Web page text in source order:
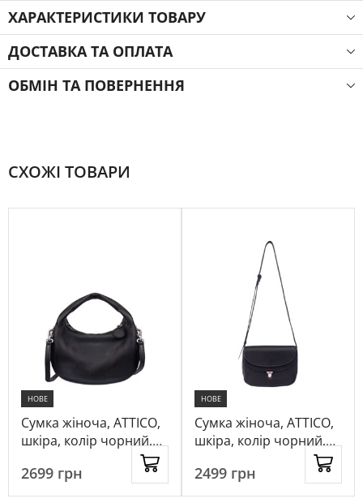
ХАРАКТЕРИСТИКИ ТОВАРУ
ДОСТАВКА ТА ОПЛАТА
ОБМІН ТА ПОВЕРНЕННЯ
СХОЖІ ТОВАРИ
НОВЕ
Сумка жіноча, ATTICO,
шкіра, колір чорний,
2699 грн
НОВЕ
Сумка жіноча, ATTICO,
шкіра, колір чорний,
2499 грн